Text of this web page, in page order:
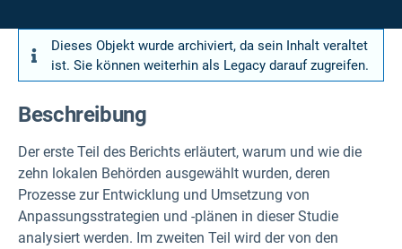
Dieses Objekt wurde archiviert, da sein Inhalt veraltet
ist. Sie können weiterhin als Legacy darauf zugreifen.
Beschreibung
Der erste Teil des Berichts erläutert, warum und wie die
zehn lokalen Behörden ausgewählt wurden, deren
Prozesse zur Entwicklung und Umsetzung von
Anpassungsstrategien und -plänen in dieser Studie
analysiert werden. Im zweiten Teil wird der von den